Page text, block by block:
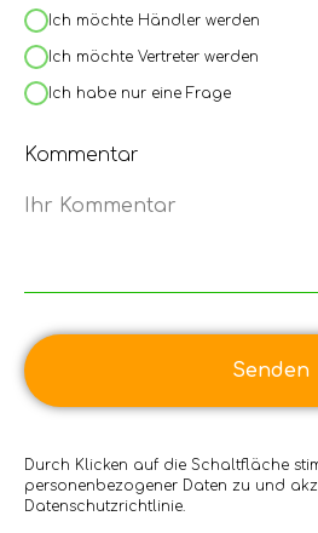
Ich möchte Händler werden
Ich möchte Vertreter werden
Ich habe nur eine Frage
Kommentar
Ihr Kommentar
Senden
Durch Klicken auf die Schaltfläche
personenbezogener Daten zu und
Datenschutzrichtlinie.